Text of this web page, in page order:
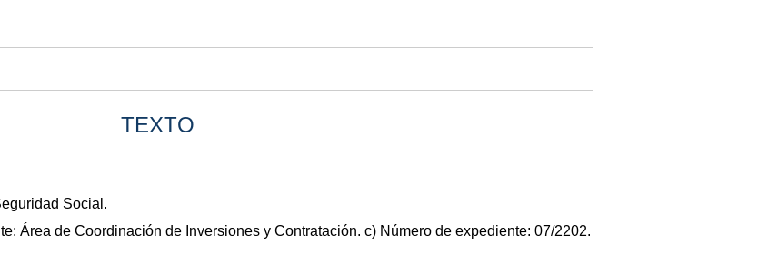
TEXTO
Social.
Área de Coordinación de Inversiones y Contratación. c) Número de expediente: 07/2202.